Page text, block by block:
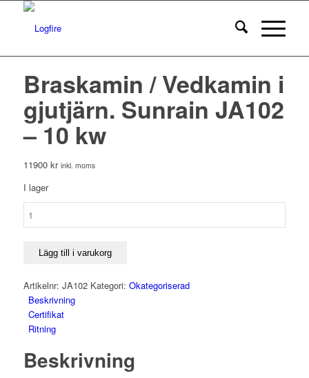
Braskamin / Vedkamin i
gjutjärn. Sunrain JA102
– 10 kw
11900 kr inkl. moms
I lager
Sunrain
JA102
10
mängd
Lägg till i varukorg
Artikelnr: JA102 Kategori: Okategoriserad
Beskrivning
Certifikat
Ritning
Beskrivning